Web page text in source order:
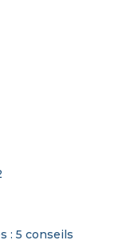
: 5 conseils